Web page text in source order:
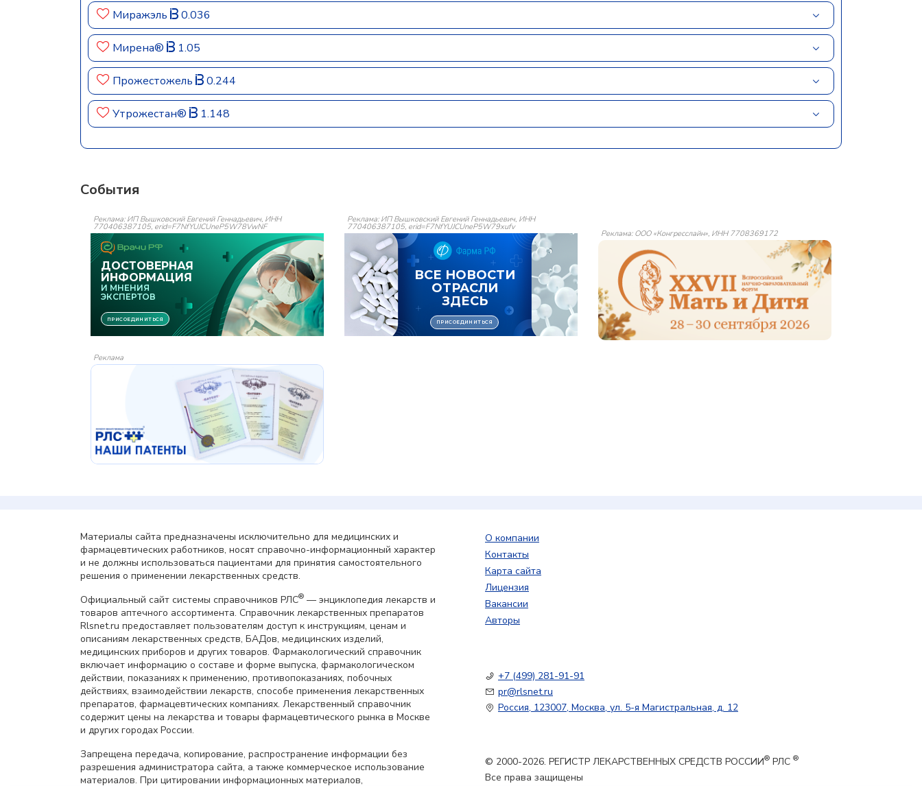
Миражэль 0.036
Мирена® 1.05
Прожестожель 0.244
Утрожестан® 1.148
События
Реклама: ИП Вышковский Евгений Геннадьевич, ИНН
770406387105, erid=F7NfYUJCUneP5W78VwNF
Реклама: ИП Вышковский Евгений Геннадьевич, ИНН
770406387105, erid=F7NfYUJCUneP5W79xufv
Реклама: ООО «Конгресслайн», ИНН 7708369172
Реклама
Материалы сайта предназначены исключительно для медицинских и
фармацевтических работников, носят справочно-информационный характер
и не должны использоваться пациентами для принятия самостоятельного
решения о применении лекарственных средств.
Официальный сайт системы справочников РЛС® — энциклопедия лекарств и
товаров аптечного ассортимента. Справочник лекарственных препаратов
Rlsnet.ru предоставляет пользователям доступ к инструкциям, ценам и
описаниям лекарственных средств, БАДов, медицинских изделий,
медицинских приборов и других товаров. Фармакологический справочник
включает информацию о составе и форме выпуска, фармакологическом
действии, показаниях к применению, противопоказаниях, побочных
действиях, взаимодействии лекарств, способе применения лекарственных
препаратов, фармацевтических компаниях. Лекарственный справочник
содержит цены на лекарства и товары фармацевтического рынка в Москве
и других городах России.
Запрещена передача, копирование, распространение информации без
разрешения администратора сайта, а также коммерческое использование
материалов. При цитировании информационных материалов,
О компании
Контакты
Карта сайта
Лицензия
Вакансии
Авторы
+7 (499) 281-91-91
pr@rlsnet.ru
Россия, 123007, Москва, ул. 5-я Магистральная, д. 12
© 2000-2026. РЕГИСТР ЛЕКАРСТВЕННЫХ СРЕДСТВ РОССИИ® РЛС ®
Все права защищены